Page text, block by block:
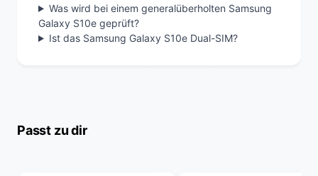
Was wird bei einem generalüberholten Samsung
Galaxy S10e geprüft?
Ist das Samsung Galaxy S10e Dual-SIM?
Passt zu dir